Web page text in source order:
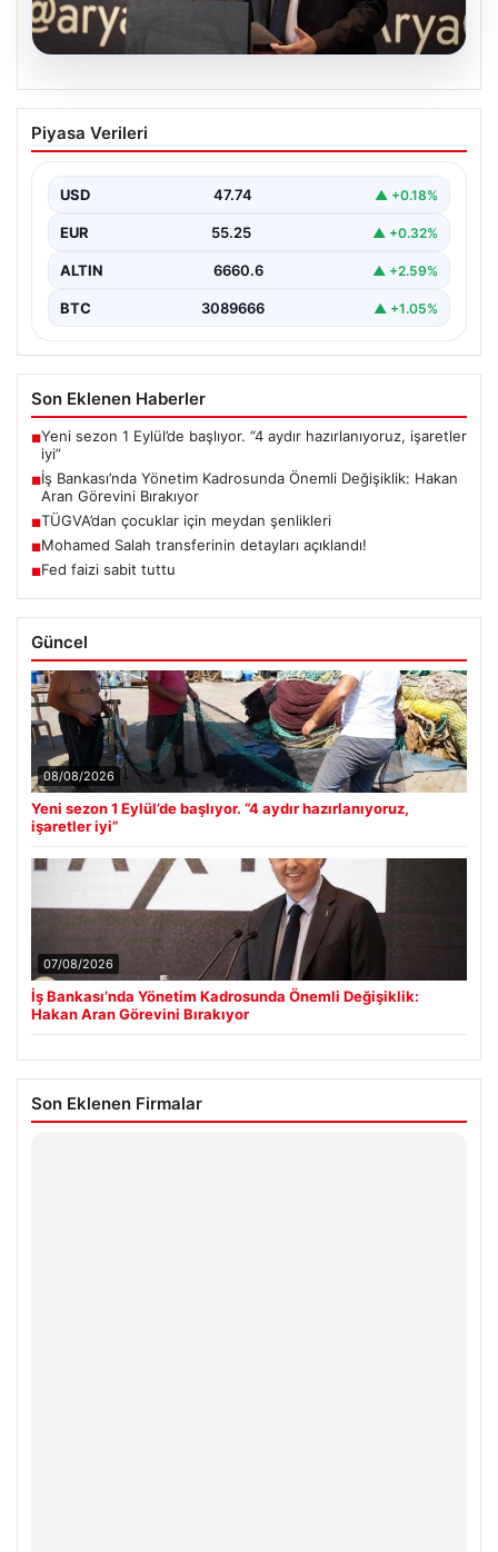
07.08.2026
İş Bankası’nda Yönetim Kadrosunda
Önemli Değişiklik: Hakan Aran Görevini
Türkiye'nin köklü finans kuruluşlarından İş Bankası'nda
Genel…
Piyasa Verileri
USD 47.74 ▲ +0.18%
EUR 55.25 ▲ +0.32%
ALTIN 6660.6 ▲ +2.59%
BTC 3089666 ▲ +1.05%
Son Eklenen Haberler
■Yeni sezon 1 Eylül’de başlıyor. “4 aydır hazırlanıyoruz, işaretler
iyi”
■İş Bankası’nda Yönetim Kadrosunda Önemli Değişiklik: Hakan
Aran Görevini Bırakıyor
■TÜGVA’dan çocuklar için meydan şenlikleri
■Mohamed Salah transferinin detayları açıklandı!
■Fed faizi sabit tuttu
Güncel
08/08/2026
Yeni sezon 1 Eylül’de başlıyor. “4 aydır hazırlanıyoruz,
işaretler iyi”
07/08/2026
İş Bankası’nda Yönetim Kadrosunda Önemli Değişiklik:
Hakan Aran Görevini Bırakıyor
Son Eklenen Firmalar